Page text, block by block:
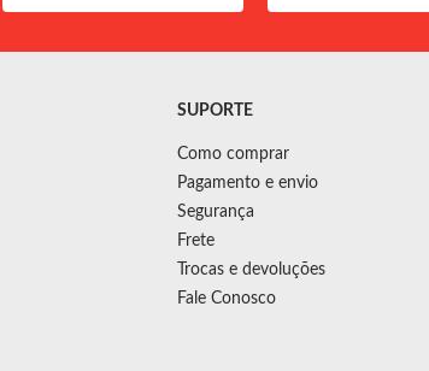
SUPORTE
Como comprar
Pagamento e envio
Segurança
Frete
Trocas e devoluções
Fale Conosco